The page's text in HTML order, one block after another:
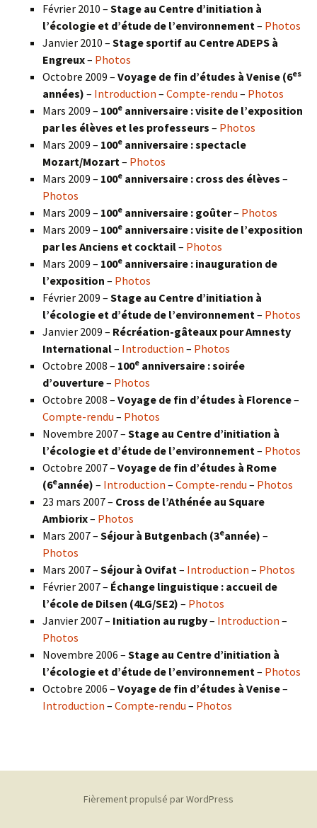
Février 2010 – Stage au Centre d’initiation à
l’écologie et d’étude de l’environnement – Photos
Janvier 2010 – Stage sportif au Centre ADEPS à
Engreux– Photos
Octobre 2009 – Voyage de fin d’études à Venise (6es
années) – Introduction – Compte-rendu – Photos
Mars 2009 – 100e anniversaire : visite de l’exposition
par les élèves et les professeurs – Photos
Mars 2009 – 100e anniversaire : spectacle
Mozart/Mozart – Photos
Mars 2009 – 100e anniversaire : cross des élèves –
Photos
Mars 2009 – 100e anniversaire : goûter– Photos
Mars 2009 – 100e anniversaire : visite de l’exposition
par les Anciens et cocktail– Photos
Mars 2009 – 100e anniversaire : inauguration de
l’exposition – Photos
Février 2009 – Stage au Centre d’initiation à
l’écologie et d’étude de l’environnement – Photos
Janvier 2009 – Récréation-gâteaux pour Amnesty
International– Introduction – Photos
Octobre 2008 – 100e anniversaire : soirée
d’ouverture– Photos
Octobre 2008 – Voyage de fin d’études à Florence–
Compte-rendu – Photos
Novembre 2007 – Stage au Centre d’initiation à
l’écologie et d’étude de l’environnement – Photos
Octobre 2007 – Voyage de fin d’études à Rome
(6eannée) – Introduction – Compte-rendu – Photos
23 mars 2007 – Cross de l’Athénée au Square
Ambiorix– Photos
Mars 2007 – Séjour à Butgenbach (3eannée) –
Photos
Mars 2007 – Séjour à Ovifat – Introduction – Photos
Février 2007 – Échange linguistique : accueil de
l’école de Dilsen (4LG/SE2) – Photos
Janvier 2007 – Initiation au rugby– Introduction –
Photos
Novembre 2006 – Stage au Centre d’initiation à
l’écologie et d’étude de l’environnement – Photos
Octobre 2006 – Voyage de fin d’études à Venise–
Introduction – Compte-rendu – Photos
Fièrement propulsé par WordPress